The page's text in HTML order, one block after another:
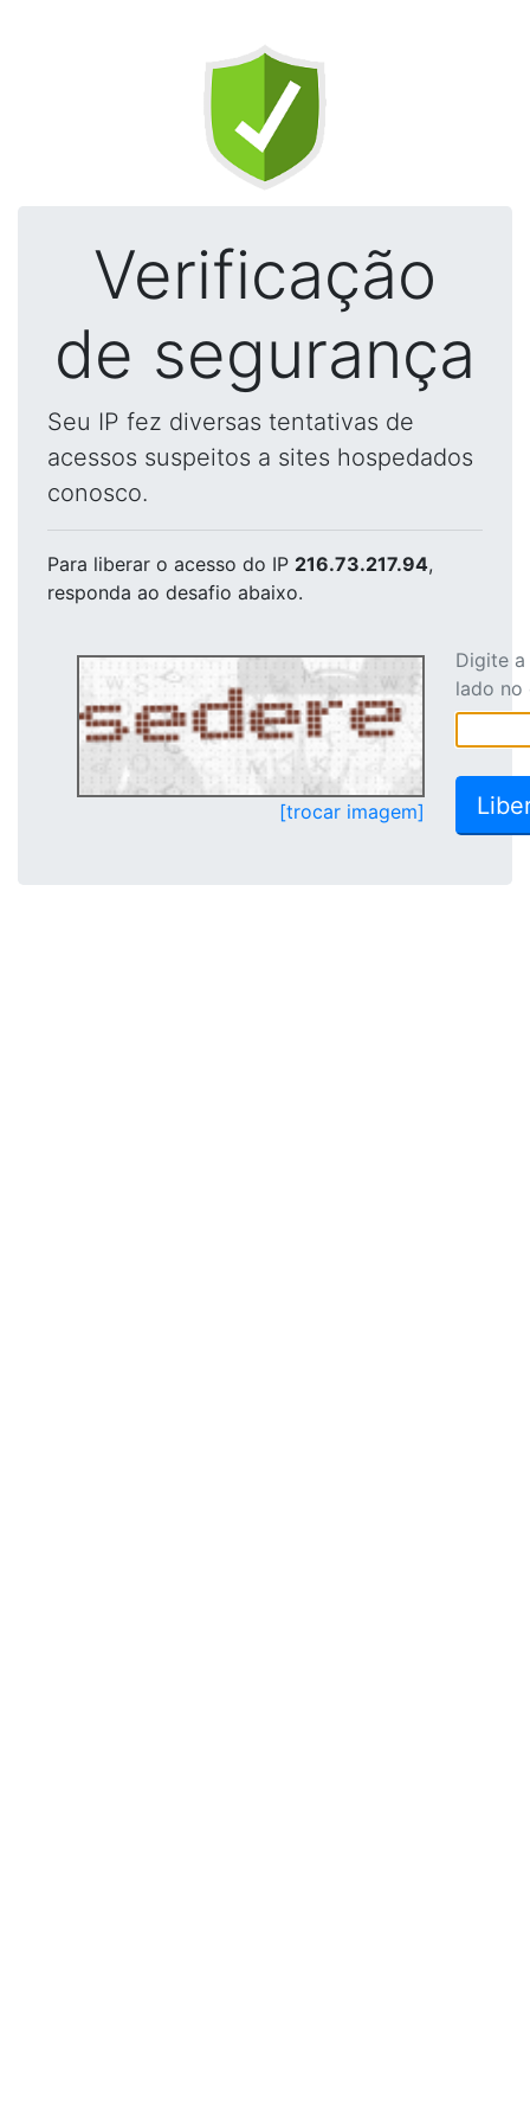
Verificação
de segurança
Seu IP fez diversas tentativas de
acessos suspeitos a sites hospedados
conosco.
Para liberar o acesso do IP 216.73.217.94,
responda ao desafio abaixo.
[trocar imagem]
Digite
lado no